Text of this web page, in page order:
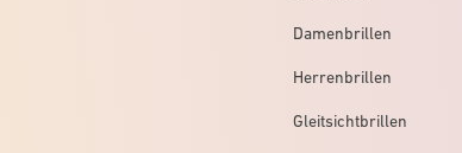
Damenbrillen
Herrenbrillen
Gleitsichtbrillen